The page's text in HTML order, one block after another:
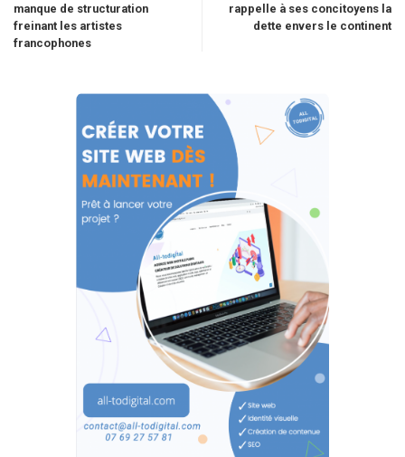
manque de structuration
freinant les artistes
francophones
rappelle à ses concitoyens la
dette envers le continent